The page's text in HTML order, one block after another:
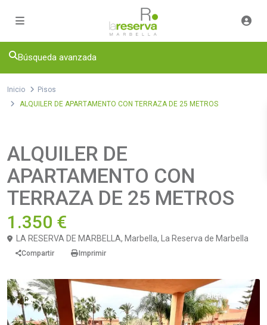
Búsqueda avanzada
Inicio
Pisos
ALQUILER DE APARTAMENTO CON TERRAZA DE 25 METROS
ALQUILER DE
APARTAMENTO CON
TERRAZA DE 25 METROS
1.350 €
LA RESERVA DE MARBELLA, Marbella, La Reserva de Marbella
Compartir Imprimir
Alquilada